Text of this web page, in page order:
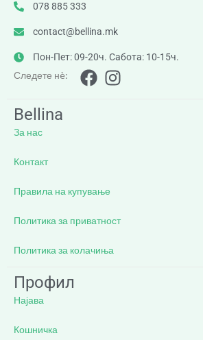
078 885 333
contact@bellina.mk
Пон-Пет: 09-20ч. Сабота: 10-15ч.
Следете нè:
Bellina
За нас
Контакт
Правила на купување
Политика за приватност
Политика за колачиња
Профил
Најава
Кошничка